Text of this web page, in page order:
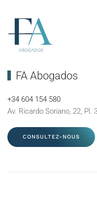
FA Abogados
+34 604 154 580
Av. Ricardo Soriano, 22, Pl.
CONSULTEZ-NOUS